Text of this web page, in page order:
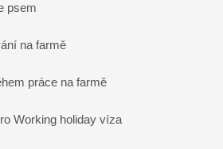
psem
na farmě
práce na farmě
Working holiday víza